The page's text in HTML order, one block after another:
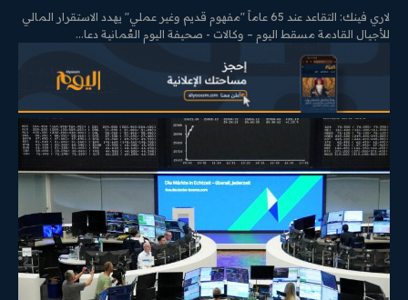
لاري فينك: التقاعد عند 65 عاماً "مفهوم قديم وغير عملي" يهدد الاستقرار المالي
للأجيال القادمة مسقط اليوم – وكالات - صحيفة اليوم العُمانية دعا...